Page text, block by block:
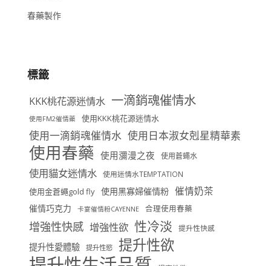
春藥製作
標籤
KKK桃花源迷情水 一滴銷魂催情水
使用FM2催情藥 使用KKK桃花源迷情水
使用一滴銷魂催情水 使用日本淑女剋星精華素
使用春藥 使用瀰漫之夜 使用蒼蠅水
使用貓女迷情水 使用迷情水TEMPTATION
使用金蒼蠅gold fly 使用黑寡婦催情粉 催情奶茶
催情巧克力 卡宴催情粉CAYENNE 合理使用春藥
增強性快感 增強性欲 性冷淡 提升性快感
提升性愛體驗 提升性慾 提升性欲